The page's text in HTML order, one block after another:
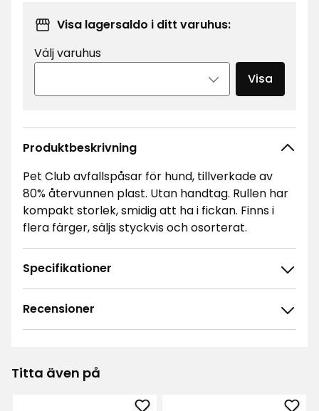
Visa lagersaldo i ditt varuhus:
Välj varuhus
Visa
Produktbeskrivning
Pet Club avfallspåsar för hund, tillverkade av
80% återvunnen plast. Utan handtag. Rullen har
kompakt storlek, smidig att ha i fickan. Finns i
flera färger, säljs styckvis och osorterat.
Specifikationer
Recensioner
4.8
Titta även på